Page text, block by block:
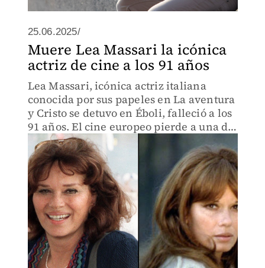
25.06.2025/
Muere Lea Massari la icónica
actriz de cine a los 91 años
Lea Massari, icónica actriz italiana
conocida por sus papeles en La aventura
y Cristo se detuvo en Éboli, falleció a los
91 años. El cine europeo pierde a una de
sus grandes leyendas.